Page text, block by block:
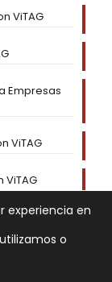
ViTAG
Empresas
ViTAG
experiencia en
o